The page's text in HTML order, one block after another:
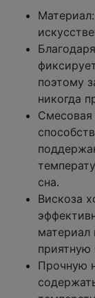
поэтому
никогда
Смесовая
сна.
Вискоза
материал
приятную
Прочную